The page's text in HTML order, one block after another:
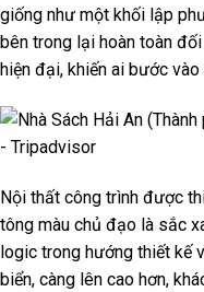
giống như một khối lập
bên trong lại hoàn toàn
hiện đại, khiến ai bước
Nội thất công trình được
tông màu chủ đạo là sắc
logic trong hướng thiết kế
biển, càng lên cao hơn,